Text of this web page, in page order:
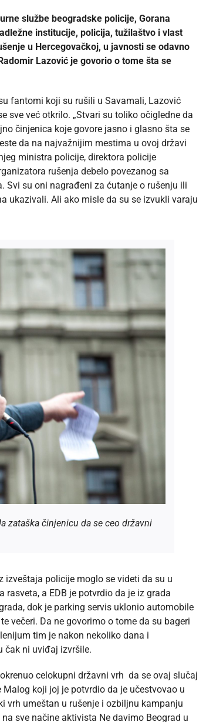
službe beogradske policije, Gorana
institucije, policija, tužilaštvo i vlast
u Hercegovačkoj, u javnosti se odavno
Lazović je govorio o tome šta se
fantomi koji su rušili u Savamali, Lazović
sve već otkrilo. „Stvari su toliko očigledne da
činjenica koje govore jasno i glasno šta se
da na najvažnijim mestima u ovoj državi
ministra policije, direktora policije
rušenja debelo povezanog sa
Svi su oni nagrađeni za ćutanje o rušenju ili
ukazivali. Ali ako misle da su se izvukli varaju
zataška činjenicu da se ceo državni
izveštaja policije moglo se videti da su u
a EDB je potvrdio da je iz grada
dok je parking servis uklonio automobile
večeri. Da ne govorimo o tome da su bageri
tim je nakon nekoliko dana i
čak ni uviđaj izvršile.
celokupni državni vrh da se ovaj slučaj
koji joj je potvrdio da je učestvovao u
vrh umeštan u rušenje i ozbiljnu kampanju
sve načine aktivista Ne davimo Beograd u